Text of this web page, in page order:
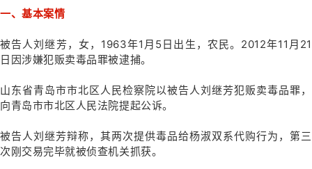
一、基本案情
被告人刘继芳，女，1963年1月5日出生，农民。2012年11月21
日因涉嫌犯贩卖毒品罪被逮捕。
山东省青岛市市北区人民检察院以被告人刘继芳犯贩卖毒品罪，
向青岛市市北区人民法院提起公诉。
被告人刘继芳辩称，其两次提供毒品给杨淑双系代购行为，第三
次刚交易完毕就被侦查机关抓获。